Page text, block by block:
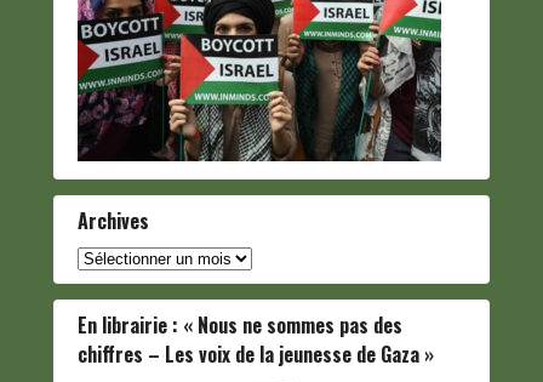
Archives
Archives
En librairie : « Nous ne sommes pas des
chiffres – Les voix de la jeunesse de Gaza »